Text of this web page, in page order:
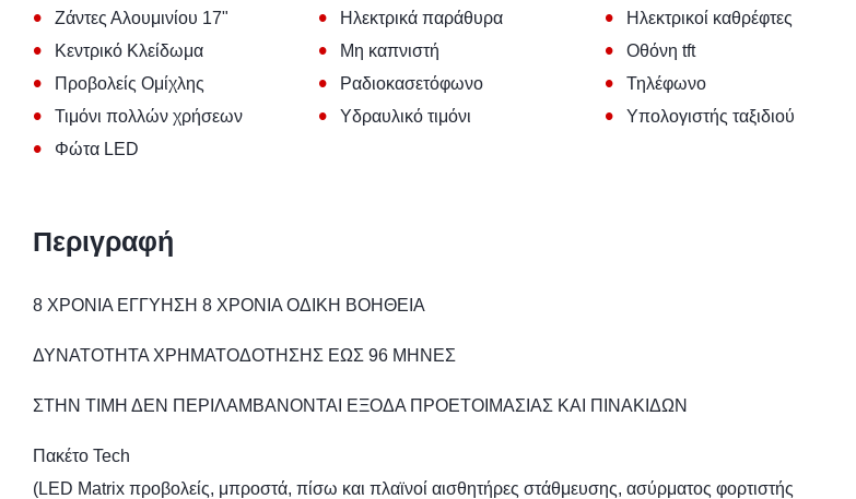
• Ζάντες Αλουμινίου 17" • Ηλεκτρικά παράθυρα • Ηλεκτρικοί καθρέφτες
• Κεντρικό Κλείδωμα • Μη καπνιστή • Οθόνη tft
• Προβολείς Ομίχλης • Ραδιοκασετόφωνο • Τηλέφωνο
• Τιμόνι πολλών χρήσεων • Υδραυλικό τιμόνι • Υπολογιστής ταξιδιού
• Φώτα LED
Περιγραφή
8 ΧΡΟΝΙΑ ΕΓΓΥΗΣΗ 8 ΧΡΟΝΙΑ ΟΔΙΚΗ ΒΟΗΘΕΙΑ
ΔΥΝΑΤΟΤΗΤΑ ΧΡΗΜΑΤΟΔΟΤΗΣΗΣ ΕΩΣ 96 ΜΗΝΕΣ
ΣΤΗΝ ΤΙΜΗ ΔΕΝ ΠΕΡΙΛΑΜΒΑΝΟΝΤΑΙ ΕΞΟΔΑ ΠΡΟΕΤΟΙΜΑΣΙΑΣ ΚΑΙ ΠΙΝΑΚΙΔΩΝ
Πακέτο Tech
(LED Matrix προβολείς, μπροστά, πίσω και πλαϊνοί αισθητήρες στάθμευσης, ασύρματος φορτιστής